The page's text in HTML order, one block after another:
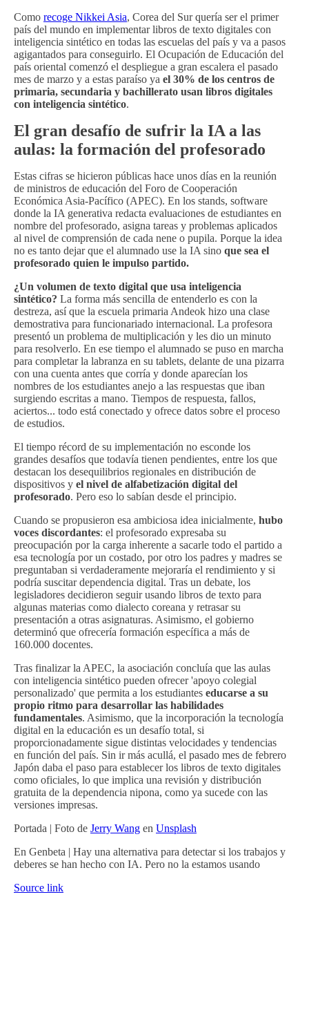
Como recoge Nikkei Asia, Corea del Sur quería ser el primer
país del mundo en implementar libros de texto digitales con
inteligencia sintético en todas las escuelas del país y va a pasos
agigantados para conseguirlo. El Ocupación de Educación del
país oriental comenzó el despliegue a gran escalera el pasado
mes de marzo y a estas paraíso ya el 30% de los centros de
primaria, secundaria y bachillerato usan libros digitales
con inteligencia sintético.
El gran desafío de sufrir la IA a las
aulas: la formación del profesorado
Estas cifras se hicieron públicas hace unos días en la reunión
de ministros de educación del Foro de Cooperación
Económica Asia-Pacífico (APEC). En los stands, software
donde la IA generativa redacta evaluaciones de estudiantes en
nombre del profesorado, asigna tareas y problemas aplicados
al nivel de comprensión de cada nene o pupila. Porque la idea
no es tanto dejar que el alumnado use la IA sino que sea el
profesorado quien le impulso partido.
¿Un volumen de texto digital que usa inteligencia
sintético? La forma más sencilla de entenderlo es con la
destreza, así que la escuela primaria Andeok hizo una clase
demostrativa para funcionariado internacional. La profesora
presentó un problema de multiplicación y les dio un minuto
para resolverlo. En ese tiempo el alumnado se puso en marcha
para completar la labranza en su tablets, delante de una pizarra
con una cuenta antes que corría y donde aparecían los
nombres de los estudiantes anejo a las respuestas que iban
surgiendo escritas a mano. Tiempos de respuesta, fallos,
aciertos... todo está conectado y ofrece datos sobre el proceso
de estudios.
El tiempo récord de su implementación no esconde los
grandes desafíos que todavía tienen pendientes, entre los que
destacan los desequilibrios regionales en distribución de
dispositivos y el nivel de alfabetización digital del
profesorado. Pero eso lo sabían desde el principio.
Cuando se propusieron esa ambiciosa idea inicialmente, hubo
voces discordantes: el profesorado expresaba su
preocupación por la carga inherente a sacarle todo el partido a
esa tecnología por un costado, por otro los padres y madres se
preguntaban si verdaderamente mejoraría el rendimiento y si
podría suscitar dependencia digital. Tras un debate, los
legisladores decidieron seguir usando libros de texto para
algunas materias como dialecto coreana y retrasar su
presentación a otras asignaturas. Asimismo, el gobierno
determinó que ofrecería formación específica a más de
160.000 docentes.
Tras finalizar la APEC, la asociación concluía que las aulas
con inteligencia sintético pueden ofrecer 'apoyo colegial
personalizado' que permita a los estudiantes educarse a su
propio ritmo para desarrollar las habilidades
fundamentales. Asimismo, que la incorporación la tecnología
digital en la educación es un desafío total, si
proporcionadamente sigue distintas velocidades y tendencias
en función del país. Sin ir más acullá, el pasado mes de febrero
Japón daba el paso para establecer los libros de texto digitales
como oficiales, lo que implica una revisión y distribución
gratuita de la dependencia nipona, como ya sucede con las
versiones impresas.
Portada | Foto de Jerry Wang en Unsplash
En Genbeta | Hay una alternativa para detectar si los trabajos y
deberes se han hecho con IA. Pero no la estamos usando
Source link